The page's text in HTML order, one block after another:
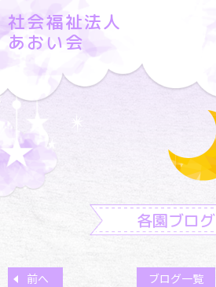
社会福祉法人
あおい会
各園ブログ
前へ ブログ一覧